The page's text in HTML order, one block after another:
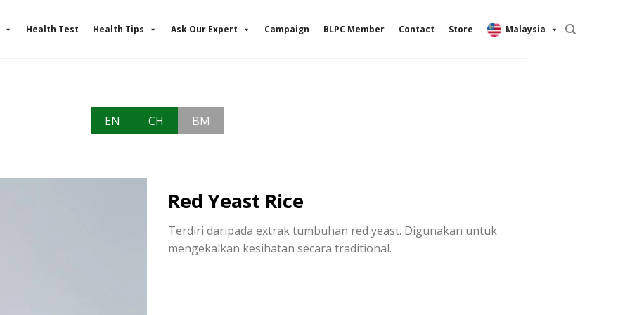
Health Test Health Tips Ask Our Expert Campaign BLPC Member Contact Store Malaysia
EN CH BM
Red Yeast Rice
Terdiri daripada extrak tumbuhan red yeast. Digunakan untuk
mengekalkan kesihatan secara traditional.